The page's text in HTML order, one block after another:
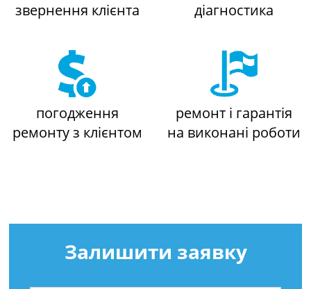
звернення клієнта діагностика
погодження
ремонту з клієнтом
ремонт і гарантія
на виконані роботи
Залишити заявку